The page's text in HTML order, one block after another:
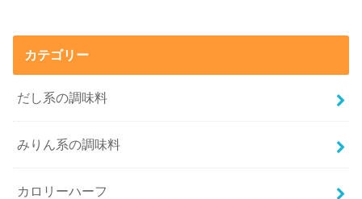
カテゴリー
だし系の調味料
みりん系の調味料
カロリーハーフ